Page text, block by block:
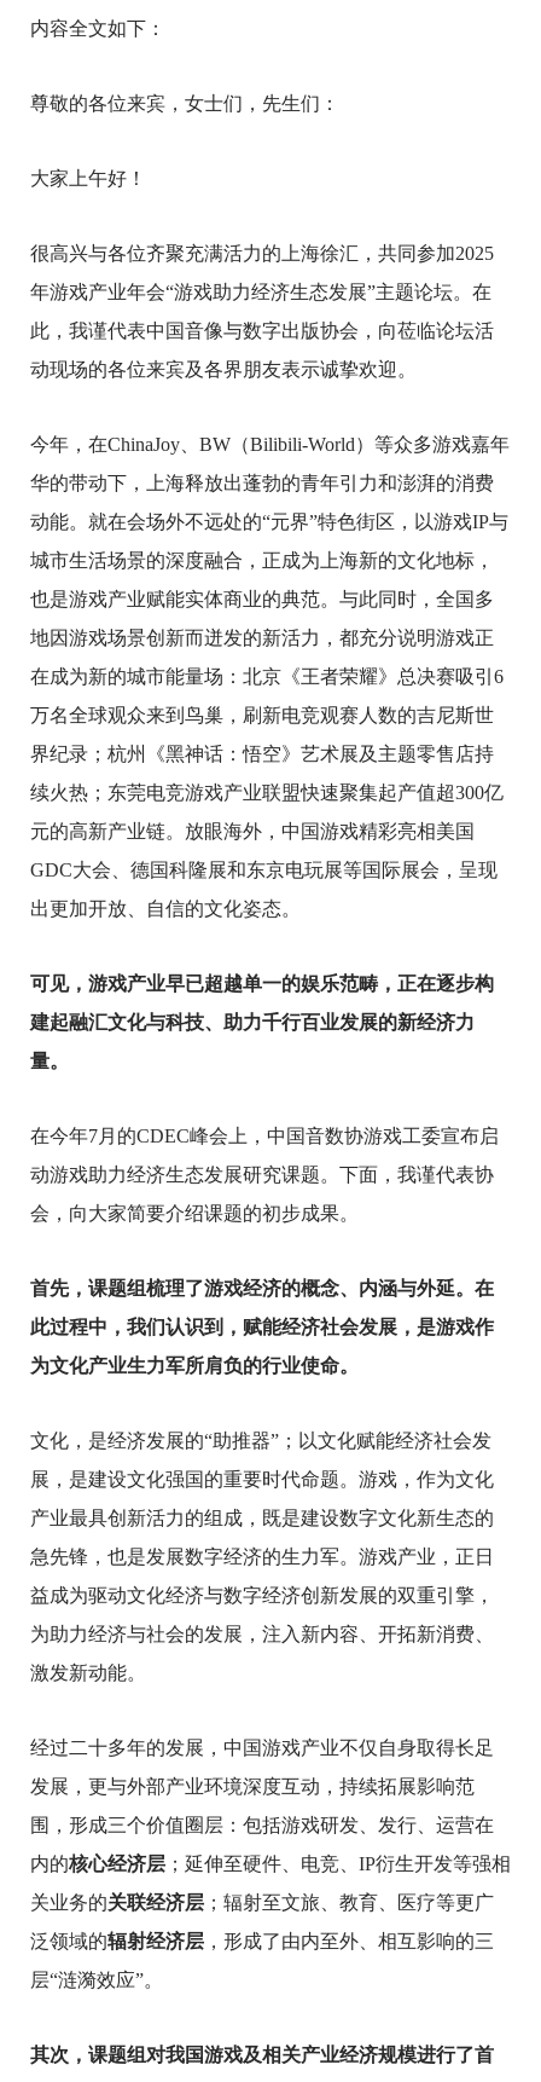
内容全文如下：
尊敬的各位来宾，女士们，先生们：
大家上午好！
很高兴与各位齐聚充满活力的上海徐汇，共同参加2025
年游戏产业年会“游戏助力经济生态发展”主题论坛。在
此，我谨代表中国音像与数字出版协会，向莅临论坛活
动现场的各位来宾及各界朋友表示诚挚欢迎。
今年，在ChinaJoy、BW（Bilibili-World）等众多游戏嘉年
华的带动下，上海释放出蓬勃的青年引力和澎湃的消费
动能。就在会场外不远处的“元界”特色街区，以游戏IP与
城市生活场景的深度融合，正成为上海新的文化地标，
也是游戏产业赋能实体商业的典范。 与此同时 ， 全国多
地因游戏场景创新而迸发的新活力，都充分说明游戏正
在成为新的城市能量场 ： 北京《王者荣耀》总决赛吸引6
万名全球观众来到鸟巢，刷新电竞观赛人数的吉尼斯世
界纪录；杭州《黑神话：悟空》艺术展及主题零售店持
续火热；东莞电竞游戏产业联盟快速聚集起产值超300亿
元的高新产业链。放眼海外，中国游戏精彩亮相美国
GDC大会、德国科隆展和东京电玩展等国际展会， 呈现
出更加开放、自信的文化姿态。
可见，游戏产业早已超越单一的娱乐范畴，正在逐步构
建起融汇文化与科技、助力千行百业发展的新经济力
量。
在今年7月的CDEC峰会上，中国音数协游戏工委宣布启
动游戏助力经济生态发展研究课题。下面，我谨代表协
会，向大家简要介绍课题的初步成果。
首先，课题组梳理了游戏经济的概念、内涵与外延。在
此过程中，我们认识到，赋能经济社会发展，是游戏作
为文化产业生力军所肩负的行业使命。
文化，是经济发展的“助推器”；以文化赋能经济社会发
展，是建设文化强国的重要时代命题。游戏，作为文化
产业最具创新活力的组成， 既是建设数字文化新生态的
急先锋，也是发展数字经济的生力军。游戏产业，正日
益成为驱动文化经济与数字经济创新发展的双重引擎，
为助力经济与社会的发展，注入新内容、开拓新消费、
激发新动能。
经过二十多年的发展，中国游戏产业不仅自身取得长足
发展，更与外部产业环境深度互动，持续拓展影响范
围，形成三个价值圈层：包括游戏研发、发行、运营在
内的核心经济层 ；延伸至硬件、电竞、IP衍生开发等强相
关业务的关联经济层 ；辐射至文旅、教育、医疗等更广
泛领域的辐射经济层 ，形成了由内至外、相互影响的三
层“涟漪效应”。
其次，课题组对我国游戏及相关产业经济规模进行了首